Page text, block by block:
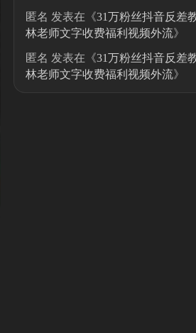
匿名 发表在《31万粉丝抖音反差
林老师文字收费福利视频外流》
匿名 发表在《31万粉丝抖音反差
林老师文字收费福利视频外流》